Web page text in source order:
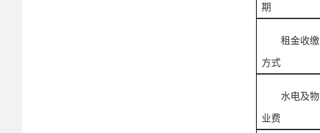
期
租金收缴
方式
水电及物
业费